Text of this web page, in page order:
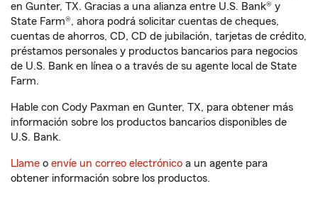
en Gunter, TX. Gracias a una alianza entre U.S. Bank® y
State Farm®, ahora podrá solicitar cuentas de cheques,
cuentas de ahorros, CD, CD de jubilación, tarjetas de crédito,
préstamos personales y productos bancarios para negocios
de U.S. Bank en línea o a través de su agente local de State
Farm.
Hable con Cody Paxman en Gunter, TX, para obtener más
información sobre los productos bancarios disponibles de
U.S. Bank.
Llame o envíe un correo electrónico a un agente para
obtener información sobre los productos.